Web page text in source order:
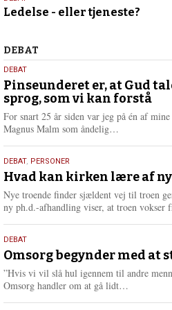
april
Ledelse - eller tjeneste?
Debat
DEBAT
5.
august
2026
DEBAT
Pinseunderet er, at Gud
sprog, som vi kan forstå
For snart 25 år siden var jeg på én af
Magnus Malm som åndelig…
e
r
e
25.
juli
2026
DEBAT, PERSONER
Hvad kan kirken lære af
Nye troende finder sjældent vej til troen
ny ph.d.-afhandling viser, at troen vokser
9.
juli
2026
DEBAT
Omsorg begynder med at
”Hvis vi vil slå hul igennem til andre
Omsorg handler om at gå lidt…